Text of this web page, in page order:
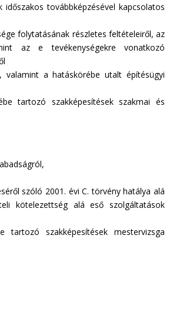
továbbképzésével kapcsolatos
folytatásának részletes feltételeiről, az
az e tevékenységekre vonatkozó
a hatáskörébe utalt építésügyi
tartozó szakképesítések szakmai és
szóló 2001. évi C. törvény hatálya alá
kötelezettség alá eső szolgáltatások
tartozó szakképesítések mestervizsga